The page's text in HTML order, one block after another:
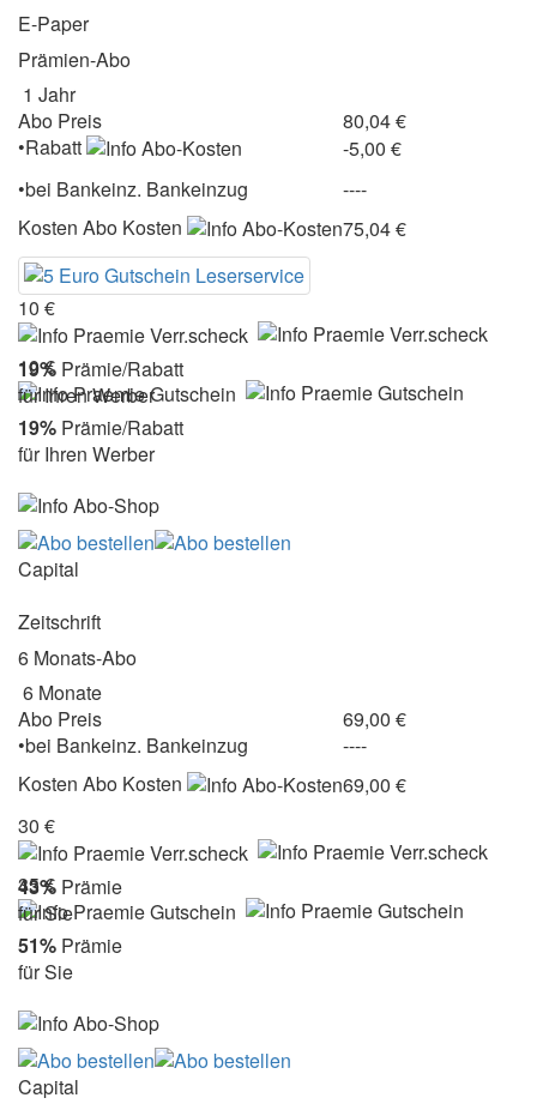
E-Paper
Prämien-Abo
1 Jahr
Abo Preis
80,04 €
•Rabatt
-5,00 €
•bei Bankeinz. Bankeinzug
----
Kosten Abo Kosten 75,04 €
10 €
19% Prämie/Rabatt
für Ihren Werber
10 €
19% Prämie/Rabatt
für Ihren Werber
Capital
Zeitschrift
6 Monats-Abo
6 Monate
Abo Preis
69,00 €
•bei Bankeinz. Bankeinzug
----
Kosten Abo Kosten
69,00 €
30 €
43% Prämie
für Sie
35 €
51% Prämie
für Sie
Capital